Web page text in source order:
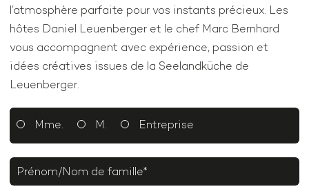
l’atmosphère parfaite pour vos instants précieux. Les
hôtes Daniel Leuenberger et le chef Marc Bernhard
vous accompagnent avec expérience, passion et
idées créatives issues de la Seelandküche de
Leuenberger.
Mme. M. Entreprise